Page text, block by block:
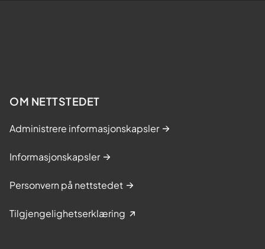
OM NETTSTEDET
Administrere informasjonskapsler
Informasjonskapsler
Personvern på nettstedet
Tilgjengelighetserklæring